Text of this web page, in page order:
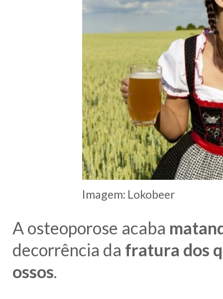
Imagem: Lokobeer
A osteoporose acaba
decorrência da fratura dos
ossos.